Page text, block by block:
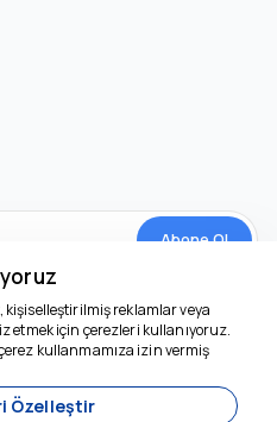
Abone Ol
reklamlar veya
etmek için çerezleri kullanıyoruz.
kullanmamıza izin vermiş
Özelleştir